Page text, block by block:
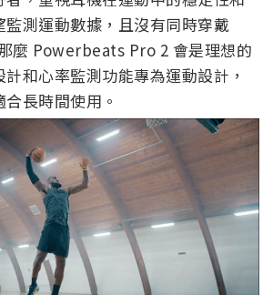
監測運動數據，且沒有同時穿戴
麼 Powerbeats Pro 2 會是理想的
和心率監測功能專為運動設計，
長時間使用。